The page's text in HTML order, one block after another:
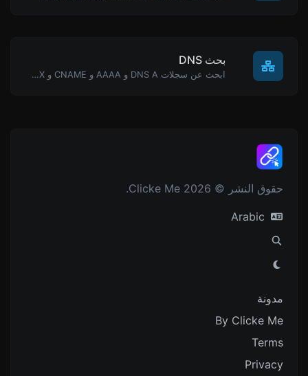
بحث DNS
ابحث عن سجلات DNS A و AAAA و CNAME و MX و NS و TXT و SOA لمضيف.
حقوق النشر © 2026 Clicke Me.
مدونة
By Clicke Me
Terms
Privacy